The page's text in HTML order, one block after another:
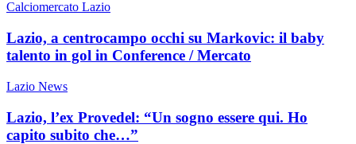
Calciomercato Lazio
Lazio, a centrocampo occhi su Markovic: il baby
talento in gol in Conference / Mercato
Lazio News
Lazio, l’ex Provedel: “Un sogno essere qui. Ho
capito subito che…”